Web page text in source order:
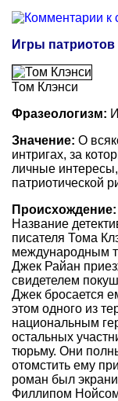
Игры патриотов
Том Клэнси
Фразеологизм:
Значение: О
интригах, за
личные
патриотической
Происхождение:
Название
писателя Тома
международным
Джек Райан
свидетелем
Джек бросается
этом одного из
национальным
остальных
тюрьму. Они
отомстить ему
роман был
Филлипом